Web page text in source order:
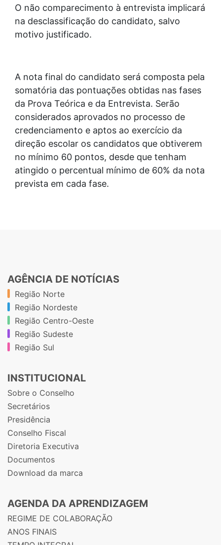
O não comparecimento à entrevista implicará
na desclassificação do candidato, salvo
motivo justificado.
A nota final do candidato será composta pela
somatória das pontuações obtidas nas fases
da Prova Teórica e da Entrevista. Serão
considerados aprovados no processo de
credenciamento e aptos ao exercício da
direção escolar os candidatos que obtiverem
no mínimo 60 pontos, desde que tenham
atingido o percentual mínimo de 60% da nota
prevista em cada fase.
AGÊNCIA DE NOTÍCIAS
Região Norte
Região Nordeste
Região Centro-Oeste
Região Sudeste
Região Sul
INSTITUCIONAL
Sobre o Conselho
Secretários
Presidência
Conselho Fiscal
Diretoria Executiva
Documentos
Download da marca
AGENDA DA APRENDIZAGEM
REGIME DE COLABORAÇÃO
ANOS FINAIS